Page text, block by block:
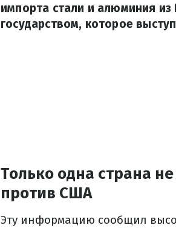
импорта стали и алюминия
государством, которое
Только одна страна
против США
Эту информацию сообщил